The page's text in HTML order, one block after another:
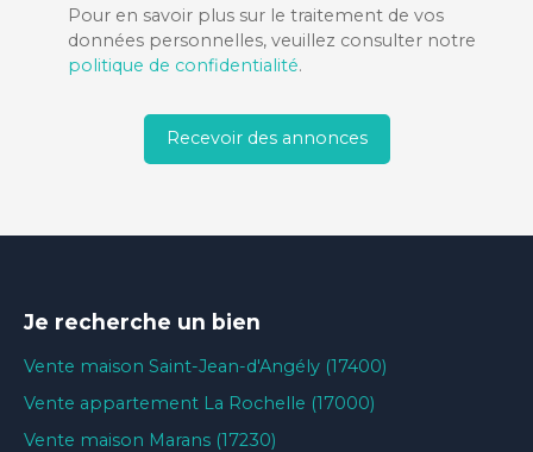
Pour en savoir plus sur le traitement de vos
données personnelles, veuillez consulter notre
politique de confidentialité.
Recevoir des annonces
Je recherche un bien
Vente maison Saint-Jean-d'Angély (17400)
Vente appartement La Rochelle (17000)
Vente maison Marans (17230)